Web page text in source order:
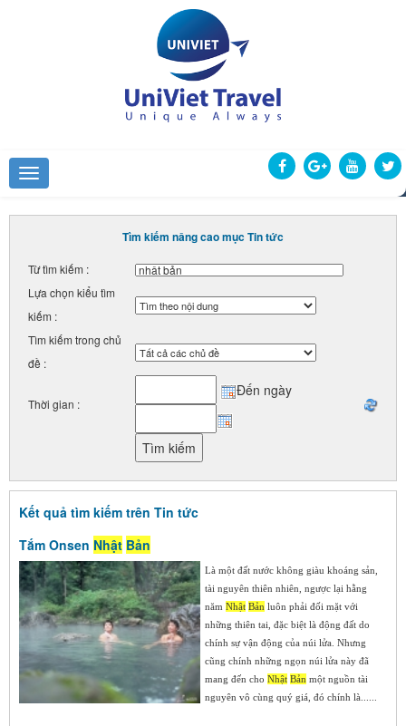
Tìm kiếm nâng cao mục Tin tức
Từ tìm kiếm :
Lựa chọn kiểu tìm
kiếm :
Tìm kiếm trong chủ
đề :
Thời gian :
Đến ngày
Kết quả tìm kiếm trên Tin tức
Tắm Onsen Nhật Bản
Là một đất nước không giàu khoáng sản,
tài nguyên thiên nhiên, ngược lại hằng
năm Nhật Bản luôn phải đối mặt với
những thiên tai, đặc biệt là động đất do
chính sự vận động của núi lửa. Nhưng
cũng chính những ngọn núi lửa này đã
mang đến cho Nhật Bản một nguồn tài
nguyên vô cùng quý giá, đó chính là......